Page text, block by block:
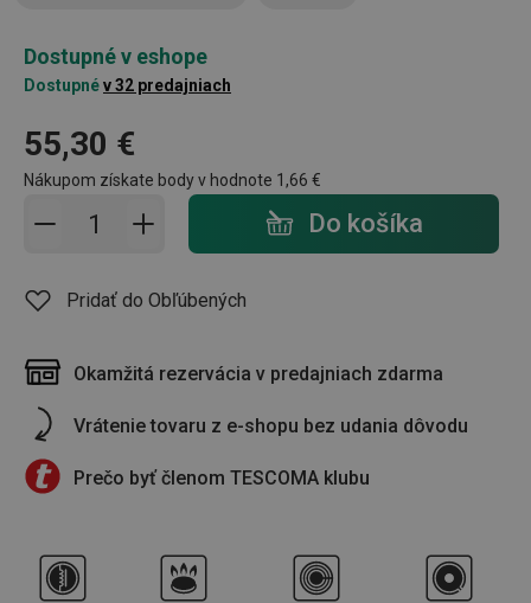
Dostupné v eshope
Dostupnév 32 predajniach
55,30 €
Nákupom získate body v hodnote 1,66 €
Pridať do košíka - počet Do košíka
Pridať do Obľúbených
Okamžitá rezervácia v predajniach zdarma
Vrátenie tovaru z e-shopu bez udania dôvodu
Prečo byť členom TESCOMA klubu